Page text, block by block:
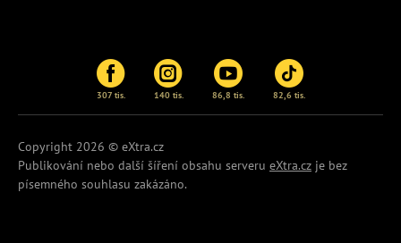
307 tis. 140 tis. 86,8 tis. 82,6 tis.
Copyright 2026 © eXtra.cz
Publikování nebo další šíření obsahu serveru eXtra.cz je bez
písemného souhlasu zakázáno.